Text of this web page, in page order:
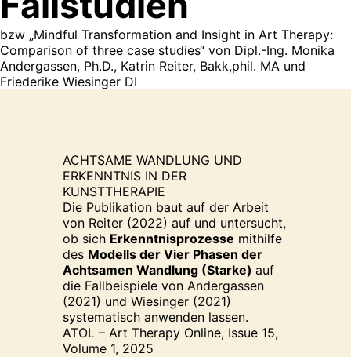
bzw „Mindful Transformation and Insight in Art Therapy:
Comparison of three case studies“ von Dipl.-Ing. Monika
Andergassen, Ph.D., Katrin Reiter, Bakk,phil. MA und
Friederike Wiesinger DI
ACHTSAME WANDLUNG UND
ERKENNTNIS IN DER
KUNSTTHERAPIE
Die Publikation baut auf der Arbeit
von Reiter (2022) auf und untersucht,
ob sich Erkenntnisprozesse mithilfe
des Modells der Vier Phasen der
Achtsamen Wandlung (Starke) auf
die Fallbeispiele von Andergassen
(2021) und Wiesinger (2021)
systematisch anwenden lassen.
ATOL – Art Therapy Online, Issue 15,
Volume 1, 2025